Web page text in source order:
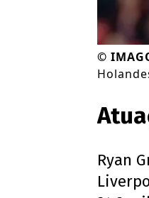
©
Ryan